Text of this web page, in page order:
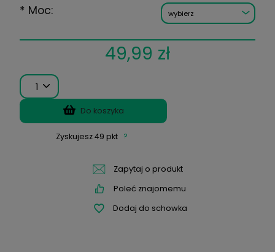
Wysyłka w:
Moc:
49,99 zł